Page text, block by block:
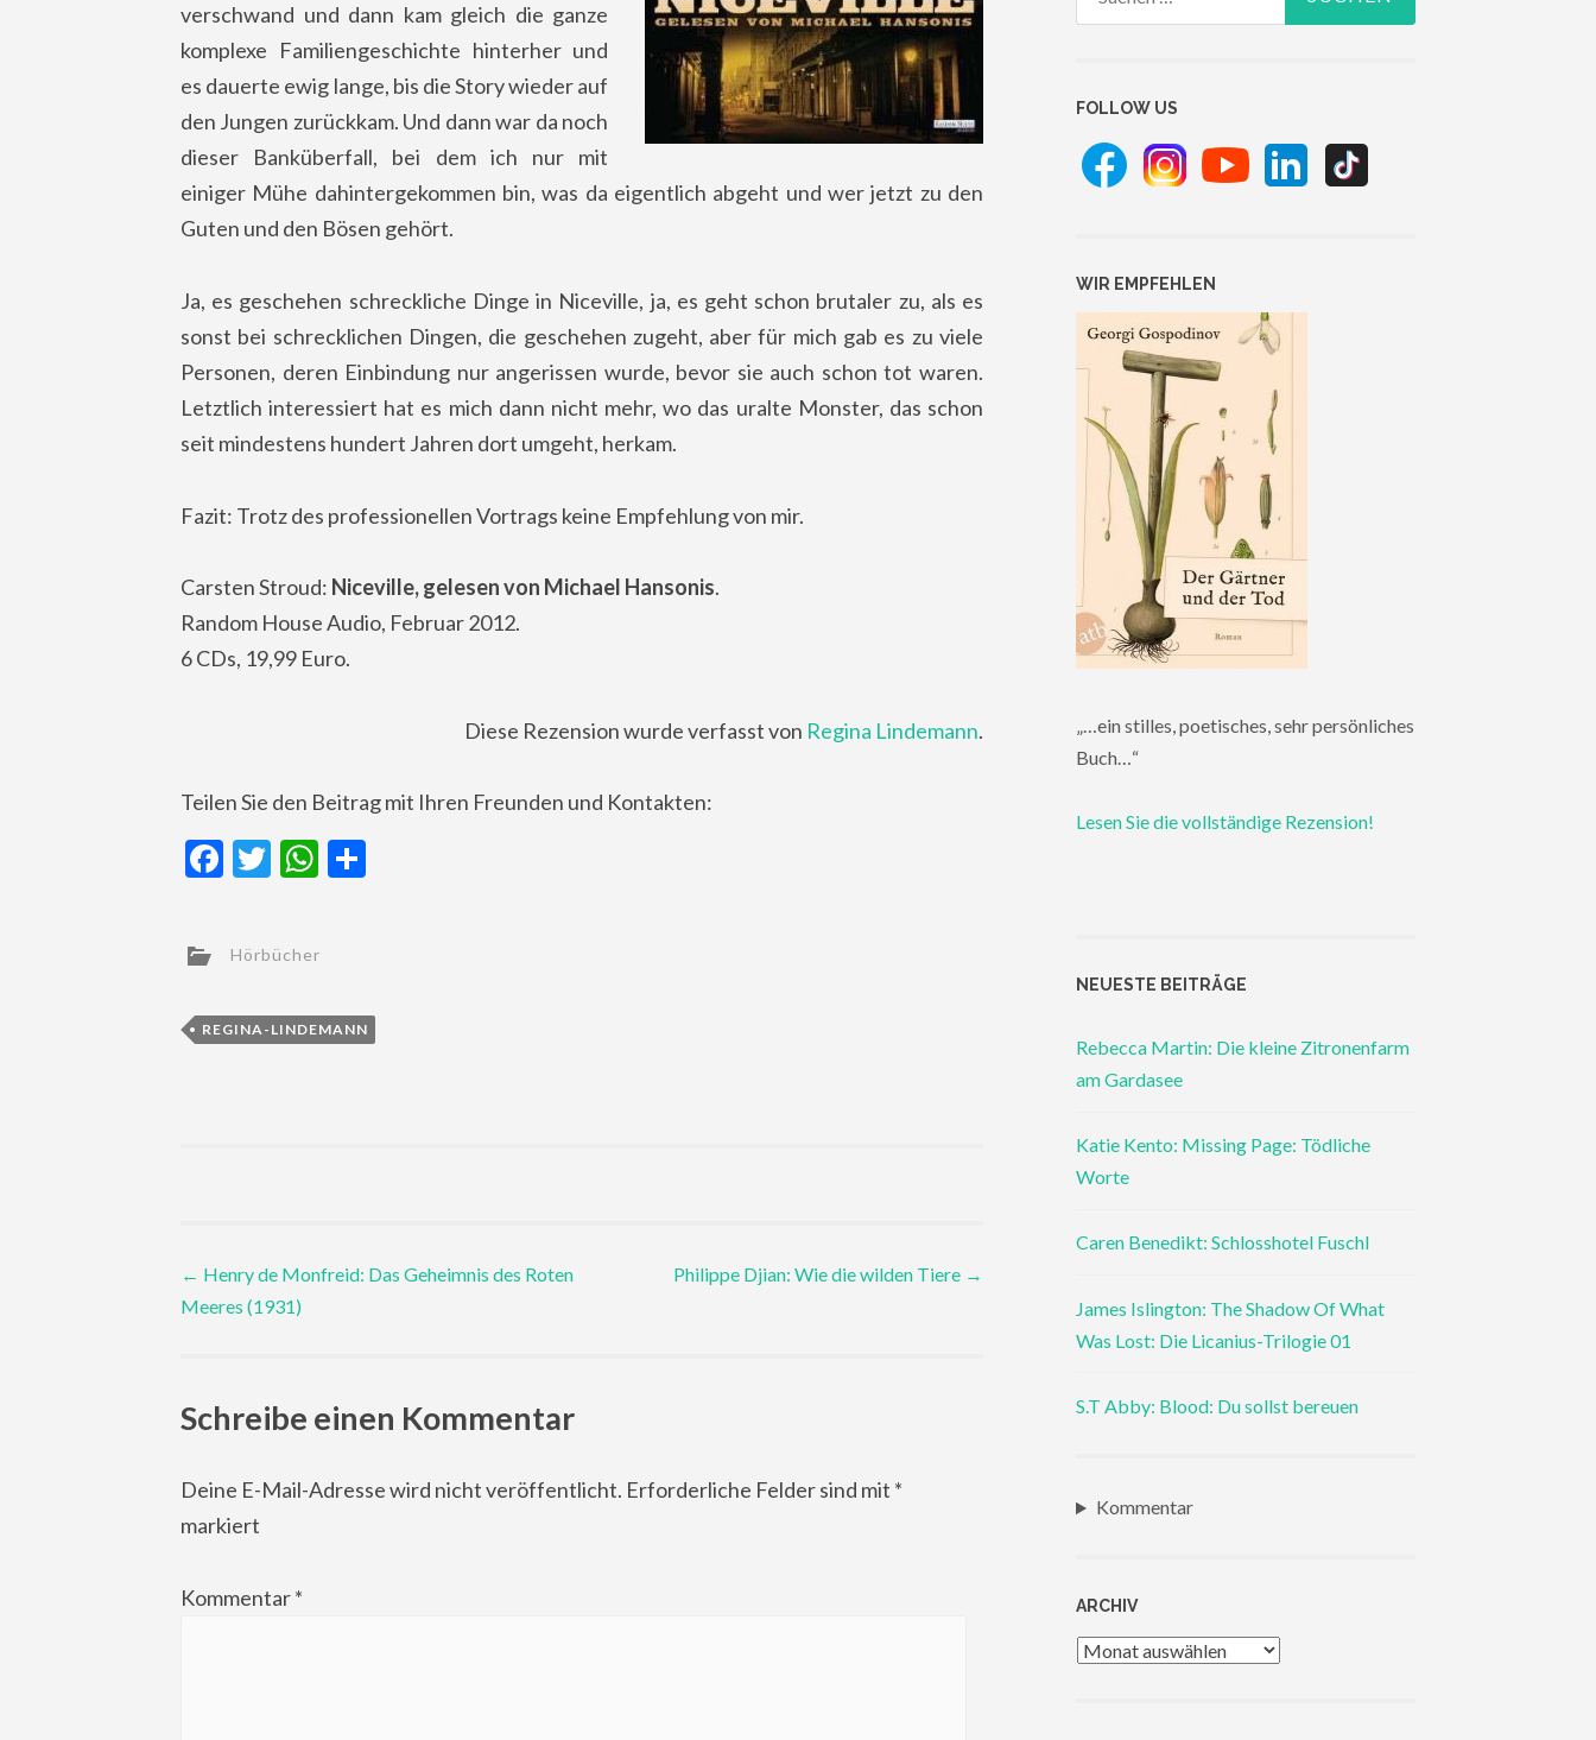
verschwand und dann kam gleich die ganze
komplexe Familiengeschichte hinterher und
es dauerte ewig lange, bis die Story wieder auf
den Jungen zurückkam. Und dann war da noch
dieser Banküberfall, bei dem ich nur mit
einiger Mühe dahintergekommen bin, was da eigentlich abgeht und wer jetzt zu den
Guten und den Bösen gehört.
Ja, es geschehen schreckliche Dinge in Niceville, ja, es geht schon brutaler zu, als es
sonst bei schrecklichen Dingen, die geschehen zugeht, aber für mich gab es zu viele
Personen, deren Einbindung nur angerissen wurde, bevor sie auch schon tot waren.
Letztlich interessiert hat es mich dann nicht mehr, wo das uralte Monster, das schon
seit mindestens hundert Jahren dort umgeht, herkam.
Fazit: Trotz des professionellen Vortrags keine Empfehlung von mir.
Carsten Stroud: Niceville, gelesen von Michael Hansonis.
Random House Audio, Februar 2012.
6 CDs, 19,99 Euro.
Diese Rezension wurde verfasst von Regina Lindemann.
Teilen Sie den Beitrag mit Ihren Freunden und Kontakten:
Facebook
TwitterWhatsApp
Hörbücher
REGINA-LINDEMANN
Post
navigation
← Henry de Monfreid: Das Geheimnis des Roten
Meeres (1931)
Philippe Djian: Wie die wilden Tiere →
Schreibe einen Kommentar
Deine E-Mail-Adresse wird nicht veröffentlicht. Erforderliche Felder sind mit *
markiert
Kommentar*
FOLLOW US
WIR EMPFEHLEN
„…ein stilles, poetisches, sehr persönliches
Buch…“
Lesen Sie die vollständige Rezension!
NEUESTE BEITRÄGE
Rebecca Martin: Die kleine Zitronenfarm
am Gardasee
Katie Kento: Missing Page: Tödliche
Worte
Caren Benedikt: Schlosshotel Fuschl
James Islington: The Shadow Of What
Was Lost: Die Licanius-Trilogie 01
S.T Abby: Blood: Du sollst bereuen
Kommentar
ARCHIV
Archiv